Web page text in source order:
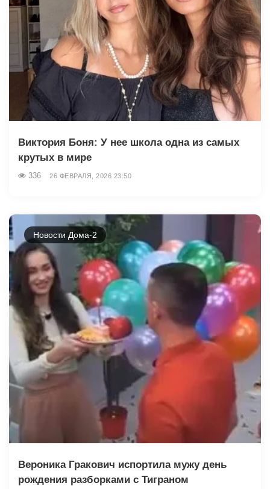
Виктория Боня: У нее школа одна из самых
крутых в мире
336 26 ФЕВРАЛЯ, 2026 23:50
Новости Дома-2
Вероника Гракович испортила мужу день
рождения разборками с Тиграном